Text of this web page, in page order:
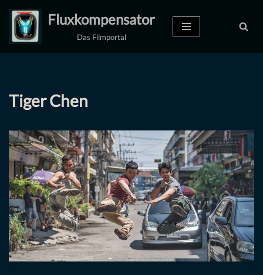
Zum
Inhalt
Fluxkompensator
Das Filmportal
Tiger Chen